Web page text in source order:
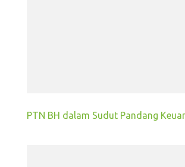
PTN BH dalam Sudut Pandang